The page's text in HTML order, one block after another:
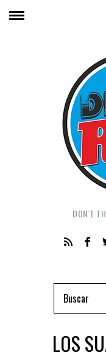
DON'T
LOS